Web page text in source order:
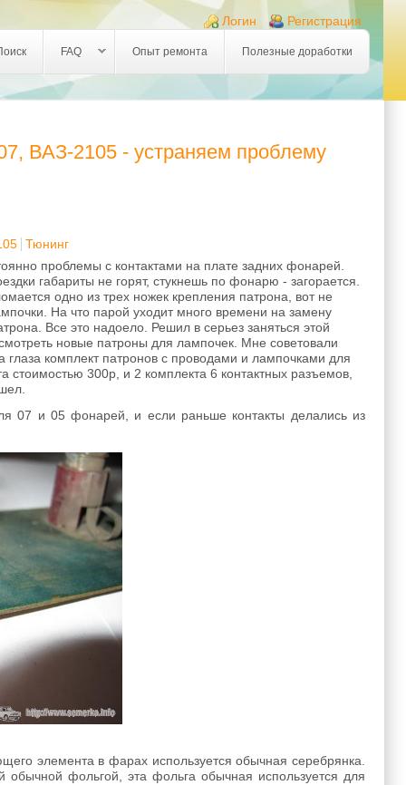
Логин Регистрация
FAQ Опыт ремонта Полезные доработки
ВАЗ-2105 - устраняем проблему
Тюнинг
проблемы с контактами на плате задних фонарей.
габариты не горят, стукнешь по фонарю - загорается.
одно из трех ножек крепления патрона, вот не
На что парой уходит много времени на замену
Все это надоело. Решил в серьез заняться этой
новые патроны для лампочек. Мне советовали
комплект патронов с проводами и лампочками для
стоимостью 300р, и 2 комплекта 6 контактных разъемов,
07 и 05 фонарей, и если раньше контакты делались из
элемента в фарах используется обычная серебрянка.
обычной фольгой, эта фольга обычная используется для